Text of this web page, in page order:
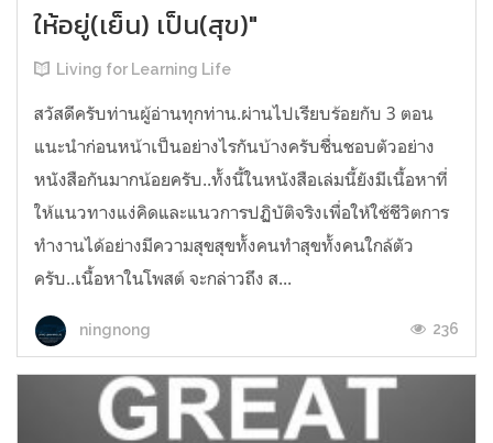
ให้อยู่(เย็น) เป็น(สุข)"
Living for Learning Life
สวัสดีครับท่านผู้อ่านทุกท่าน.ผ่านไปเรียบร้อยกับ 3 ตอน
แนะนำก่อนหน้าเป็นอย่างไรกันบ้างครับชื่นชอบตัวอย่าง
หนังสือกันมากน้อยครับ..ทั้งนี้ในหนังสือเล่มนี้ยังมีเนื้อหาที่
ให้แนวทางแง่คิดและแนวการปฏิบัติจริงเพื่อให้ใช้ชีวิตการ
ทำงานได้อย่างมีความสุขสุขทั้งคนทำสุขทั้งคนใกล้ตัว
ครับ..เนื้อหาในโพสต์ จะกล่าวถึง ส...
ningnong 236